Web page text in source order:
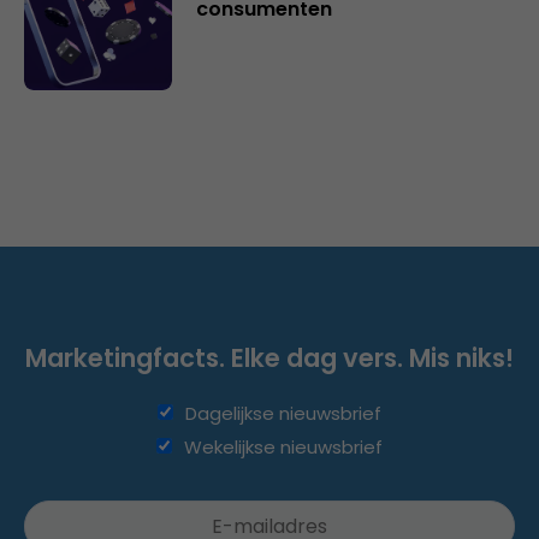
consumenten
Marketingfacts. Elke dag vers. Mis niks!
Dagelijkse nieuwsbrief
Wekelijkse nieuwsbrief